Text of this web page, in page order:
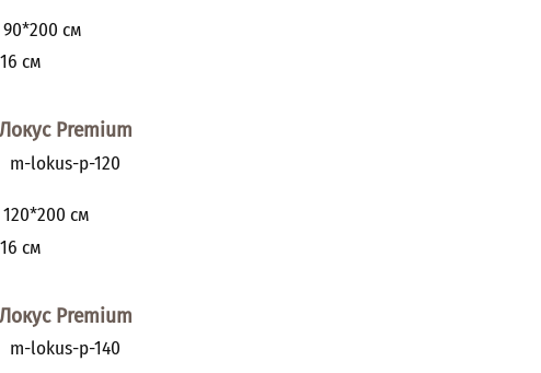
90*200 см
16 см
Premium
m-lokus-p-120
120*200 см
16 см
Premium
m-lokus-p-140